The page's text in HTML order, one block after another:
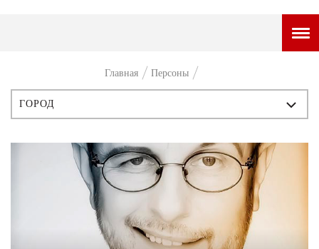
ГОРОДСКОЙ ПОРТАЛ
ПРЕМЬЕРА
ТАМ И ТУТ
СТИЛЬ ЖИЗНИ
ХАЙП
Главная Персоны
ГОРОД